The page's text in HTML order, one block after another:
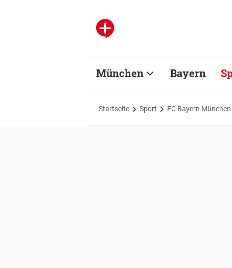
München Bayern
Startseite Sport FC Bayern München